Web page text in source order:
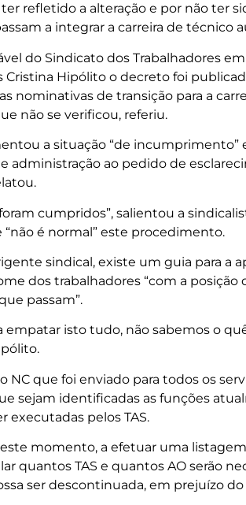
refletido a alteração e por não ter
a integrar a carreira de técnico
do Sindicato dos Trabalhadores
Cristina Hipólito o decreto foi
nominativas de transição para a
não se verificou, referiu.
a situação “de incumprimento”
administração ao pedido de
cumpridos”, salientou a
“não é normal” este procedimento.
sindical, existe um guia para a
dos trabalhadores “com a posição
passam”.
empatar isto tudo, não sabemos o
NC que foi enviado para todos os
sejam identificadas as funções
executadas pelos TAS.
momento, a efetuar uma
quantos TAS e quantos AO serão
ser descontinuada, em prejuízo